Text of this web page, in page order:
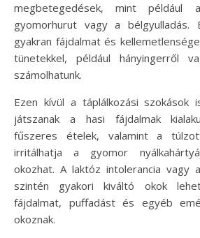
megbetegedések, mint például
gyomorhurut vagy a bélgyulladás.
gyakran fájdalmat és
tünetekkel, például hányingerről
számolhatunk.
Ezen kívül a táplálkozási szokások
játszanak a hasi fájdalmak
fűszeres ételek, valamint a
irritálhatja a gyomor
okozhat. A laktóz intolerancia vagy
szintén gyakori kiváltó okok
fájdalmat, puffadást és egyéb
okoznak.